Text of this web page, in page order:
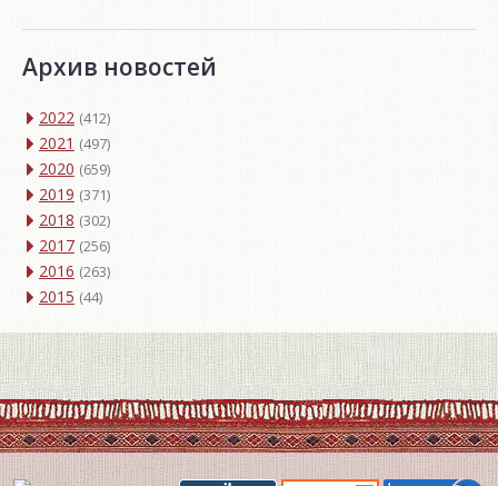
Архив новостей
2022 (412)
2021 (497)
2020 (659)
2019 (371)
2018 (302)
2017 (256)
2016 (263)
2015 (44)